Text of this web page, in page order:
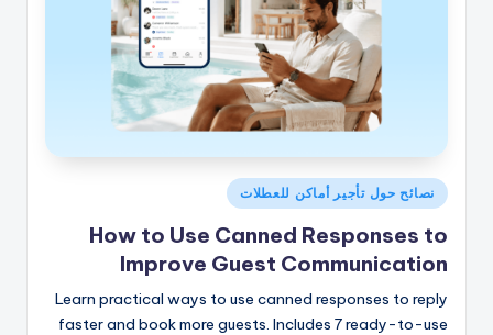
نُشر
في
نصائح حول تأجير أماكن للعطلات
How to Use Canned Responses to
Improve Guest Communication
Learn practical ways to use canned responses to reply
faster and book more guests. Includes 7 ready-to-use